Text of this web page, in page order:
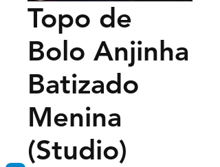
Topo de
Bolo Anjinha
Batizado
Menina
(Studio)